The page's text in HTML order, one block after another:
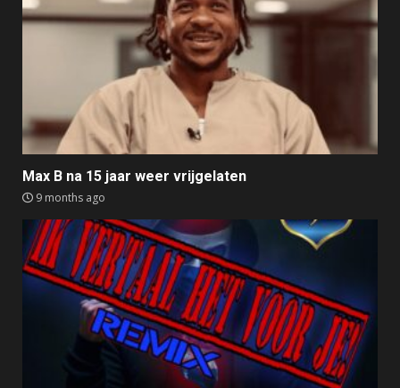
Max B na 15 jaar weer vrijgelaten
9 months ago